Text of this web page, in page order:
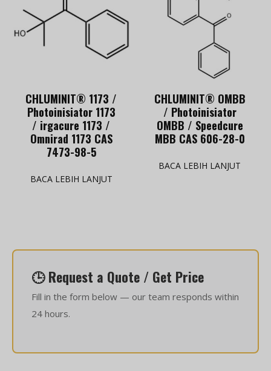
CHLUMINIT® 1173 /
Photoinisiator 1173
/ irgacure 1173 /
Omnirad 1173 CAS
7473-98-5
BACA LEBIH LANJUT
CHLUMINIT® OMBB
/ Photoinisiator
OMBB / Speedcure
MBB CAS 606-28-0
BACA LEBIH LANJUT
🕒 Request a Quote / Get Price
Fill in the form below — our team responds within
24 hours.